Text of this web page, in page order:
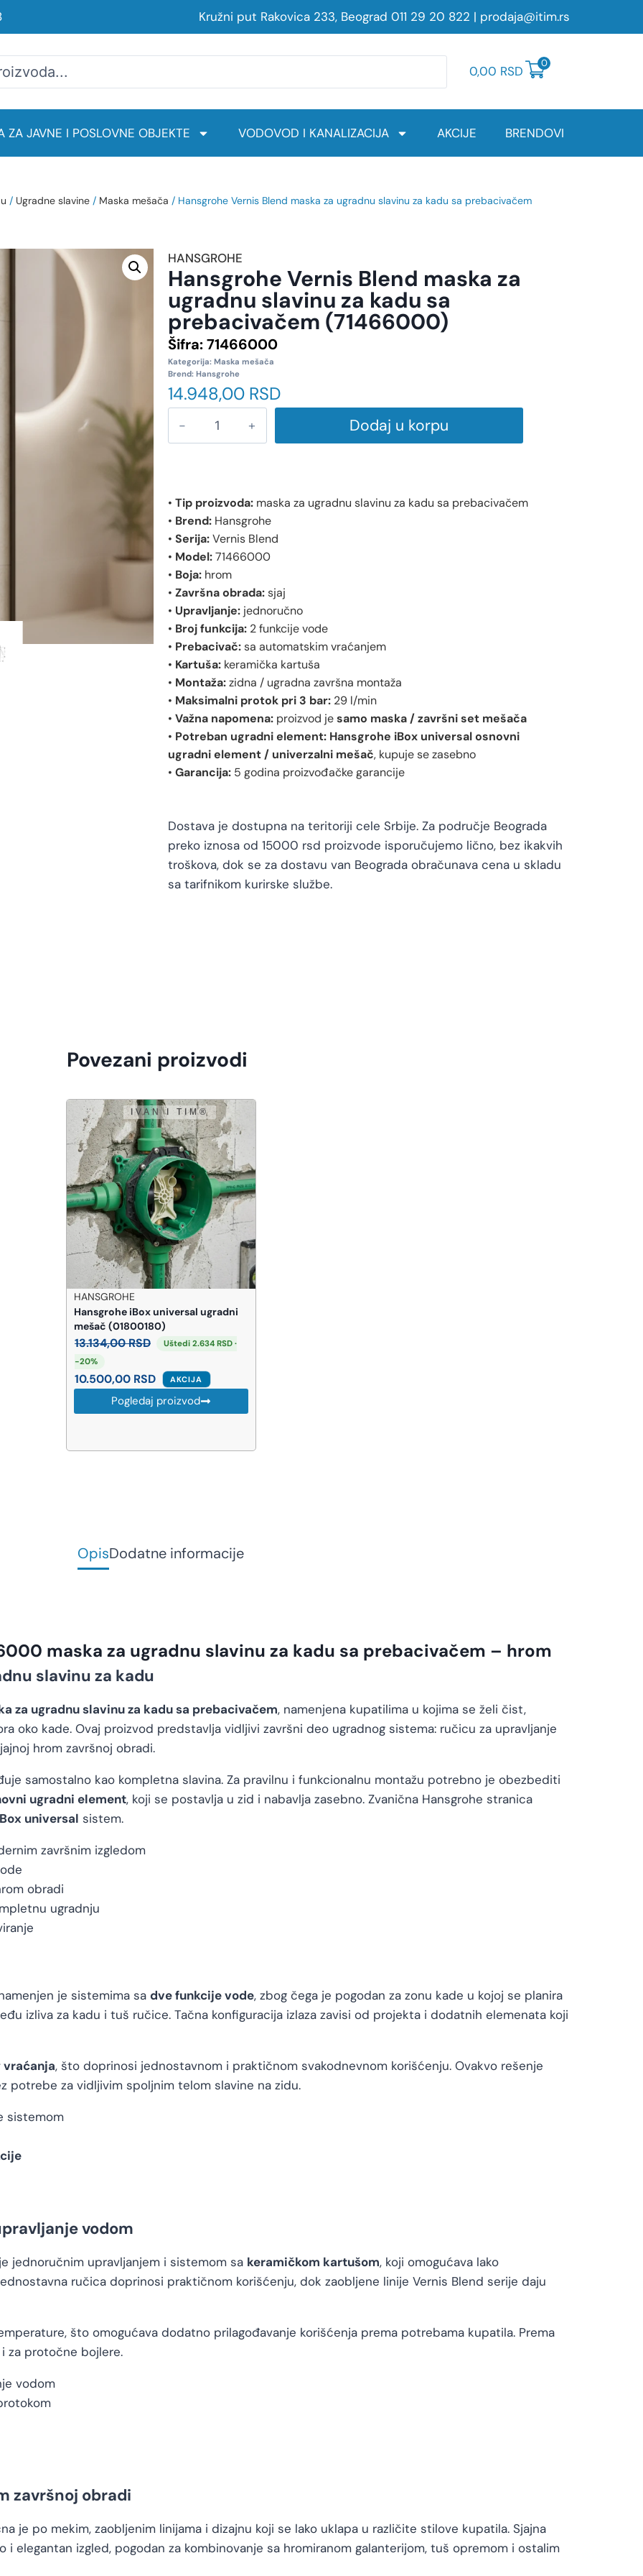
Kružni put Rakovica 233, Beograd 011 29 20 822 | prodaja@itim.rs
0,00 RSD
0
ZA JAVNE I POSLOVNE OBJEKTE VODOVOD I KANALIZACIJA AKCIJE BRENDOVI
/ Ugradne slavine / Maska mešača / Hansgrohe Vernis Blend maska za ugradnu slavinu za kadu sa prebacivačem
HANSGROHE
Hansgrohe Vernis Blend maska za
ugradnu slavinu za kadu sa
prebacivačem (71466000)
Šifra:71466000
Kategorija: Maska mešača
Brend: Hansgrohe
14.948,00 RSD
Dodaj u korpu
• Tip proizvoda: maska za ugradnu slavinu za kadu sa prebacivačem
• Brend: Hansgrohe
• Serija:Vernis Blend
• Model:71466000
• Boja: hrom
• Završna obrada:sjaj
• Upravljanje: jednoručno
• Broj funkcija: 2 funkcije vode
• Prebacivač:sa automatskim vraćanjem
• Kartuša: keramička kartuša
• Montaža:zidna / ugradna završna montaža
• Maksimalni protok pri 3 bar: 29 l/min
• Važna napomena: proizvod jesamo maska / završni set mešača
• Potreban ugradni element: Hansgrohe iBox universal osnovni
ugradni element / univerzalni mešač, kupuje se zasebno
• Garancija: 5 godina proizvođačke garancije
Dostava je dostupna na teritoriji cele Srbije. Za područje Beograda
preko iznosa od 15000 rsd proizvode isporučujemo lično, bez ikakvih
troškova, dok se za dostavu van Beograda obračunava cena u skladu
sa tarifnikom kurirske službe.
Povezani proizvodi
HANSGROHE
Hansgrohe iBox universal ugradni
mešač (01800180)
13.134,00RSD
Uštedi 2.634 RSD ·
-20%
10.500,00 RSD AKCIJA
Pogledaj proizvod
OpisDodatne informacije
maska za ugradnu slavinu za kadu sa prebacivačem – hrom
slavinu za kadu
za ugradnu slavinu za kadu sa prebacivačem, namenjena kupatilima u kojima se želi čist,
oko kade. Ovaj proizvod predstavlja vidljivi završni deo ugradnog sistema: ručicu za upravljanje
hrom završnoj obradi.
samostalno kao kompletna slavina. Za pravilnu i funkcionalnu montažu potrebno je obezbediti
ugradni element, koji se postavlja u zid i nabavlja zasebno. Zvanična Hansgrohe stranica
universal sistem.
završnim izgledom
obradi
ugradnju
je sistemima sa dve funkcije vode, zbog čega je pogodan za zonu kade u kojoj se planira
izliva za kadu i tuš ručice. Tačna konfiguracija izlaza zavisi od projekta i dodatnih elemenata koji
vraćanja, što doprinosi jednostavnom i praktičnom svakodnevnom korišćenju. Ovakvo rešenje
potrebe za vidljivim spoljnim telom slavine na zidu.
sistemom
vodom
jednoručnim upravljanjem i sistemom sa keramičkom kartušom, koji omogućava lako
ručica doprinosi praktičnom korišćenju, dok zaobljene linije Vernis Blend serije daju
što omogućava dodatno prilagođavanje korišćenja prema potrebama kupatila. Prema
za protočne bojlere.
vodom
završnoj obradi
je po mekim, zaobljenim linijama i dizajnu koji se lako uklapa u različite stilove kupatila. Sjajna
elegantan izgled, pogodan za kombinovanje sa hromiranom galanterijom, tuš opremom i ostalim